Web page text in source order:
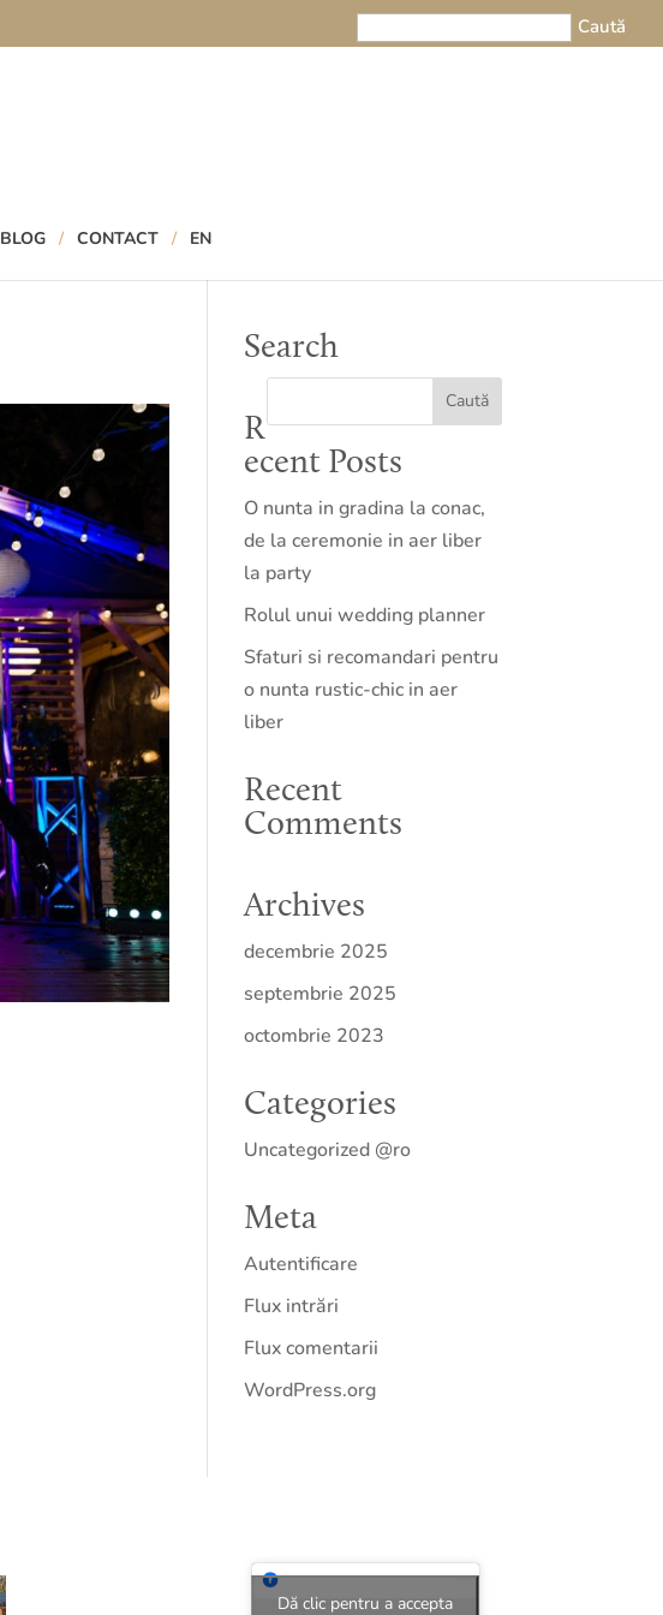
BLOG CONTACT EN
Search
R
ecent Posts
O nunta in gradina la conac,
de la ceremonie in aer liber
la party
Rolul unui wedding planner
Sfaturi si recomandari pentru
o nunta rustic-chic in aer
liber
Recent
Comments
Archives
decembrie 2025
septembrie 2025
octombrie 2023
Categories
Uncategorized @ro
Meta
Autentificare
Flux intrări
Flux comentarii
WordPress.org
Dă clic pentru a accepta